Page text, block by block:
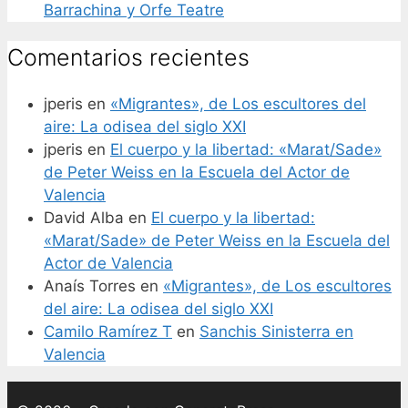
Barrachina y Orfe Teatre
Comentarios recientes
jperis en «Migrantes», de Los escultores del
aire: La odisea del siglo XXI
jperis en El cuerpo y la libertad: «Marat/Sade»
de Peter Weiss en la Escuela del Actor de
Valencia
David Alba en El cuerpo y la libertad:
«Marat/Sade» de Peter Weiss en la Escuela del
Actor de Valencia
Anaís Torres en «Migrantes», de Los escultores
del aire: La odisea del siglo XXI
Camilo Ramírez T en Sanchis Sinisterra en
Valencia